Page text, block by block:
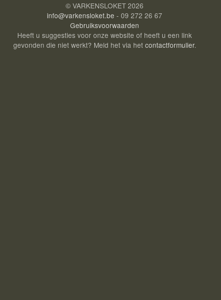
© VARKENSLOKET 2026
info@varkensloket.be - 09 272 26 67
Gebruiksvoorwaarden
Heeft u suggesties voor onze website of heeft u een link
gevonden die niet werkt? Meld het via het contactformulier.